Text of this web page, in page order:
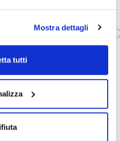
Mostra dettagli
tutti
SCHARLAU. Maschio: